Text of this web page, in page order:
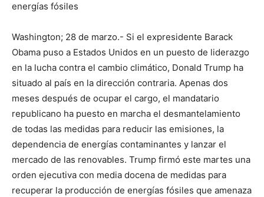
energías fósiles
Washington; 28 de marzo.- Si el expresidente Barack
Obama puso a Estados Unidos en un puesto de liderazgo
en la lucha contra el cambio climático, Donald Trump ha
situado al país en la dirección contraria. Apenas dos
meses después de ocupar el cargo, el mandatario
republicano ha puesto en marcha el desmantelamiento
de todas las medidas para reducir las emisiones, la
dependencia de energías contaminantes y lanzar el
mercado de las renovables. Trump firmó este martes una
orden ejecutiva con media docena de medidas para
recuperar la producción de energías fósiles que amenaza